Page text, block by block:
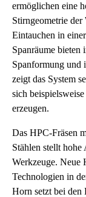
ermöglichen eine
Stirngeometrie
Eintauchen in
Spanräume bieten
Spanformung und
zeigt das System
sich
erzeugen.
Das HPC-Fräsen
Stählen stellt hohe
Werkzeuge. Neue
Technologien in
Horn setzt bei den